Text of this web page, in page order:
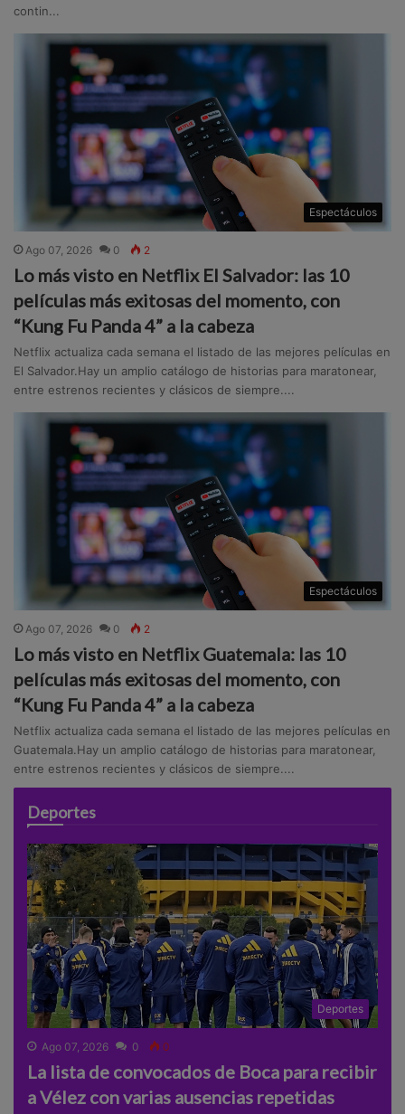
contin...
Espectáculos
Ago 07, 2026 0 2
Lo más visto en Netflix El Salvador: las 10
películas más exitosas del momento, con
“Kung Fu Panda 4” a la cabeza
Netflix actualiza cada semana el listado de las mejores películas en
El Salvador.Hay un amplio catálogo de historias para maratonear,
entre estrenos recientes y clásicos de siempre....
Espectáculos
Ago 07, 2026 0 2
Lo más visto en Netflix Guatemala: las 10
películas más exitosas del momento, con
“Kung Fu Panda 4” a la cabeza
Netflix actualiza cada semana el listado de las mejores películas en
Guatemala.Hay un amplio catálogo de historias para maratonear,
entre estrenos recientes y clásicos de siempre....
Deportes
Deportes
Ago 07, 2026 0 0
La lista de convocados de Boca para recibir
a Vélez con varias ausencias repetidas